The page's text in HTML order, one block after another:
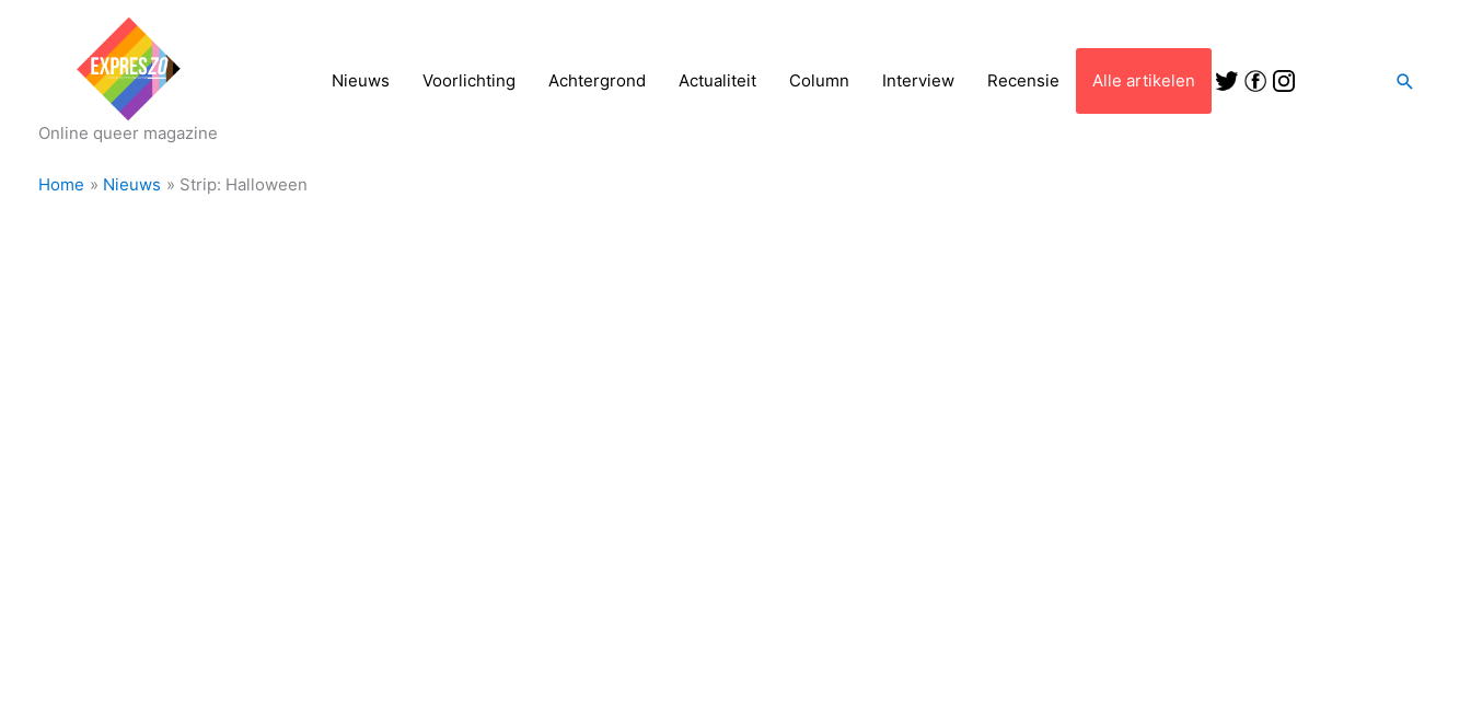
Online queer magazine
Nieuws Voorlichting Achtergrond Actualiteit Column Interview Recensie Alle artikelen Zoeken
Home Nieuws Strip: Halloween